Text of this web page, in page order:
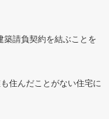
請負契約を結ぶことを
住んだことがない住宅に